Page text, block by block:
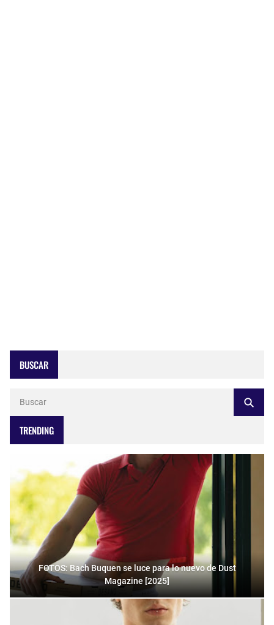
BUSCAR
TRENDING
FOTOS: Bach Buquen se luce para lo nuevo de Dust
Magazine [2025]